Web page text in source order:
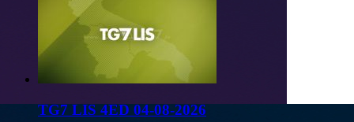
TG7 LIS 4ED 04-08-2026